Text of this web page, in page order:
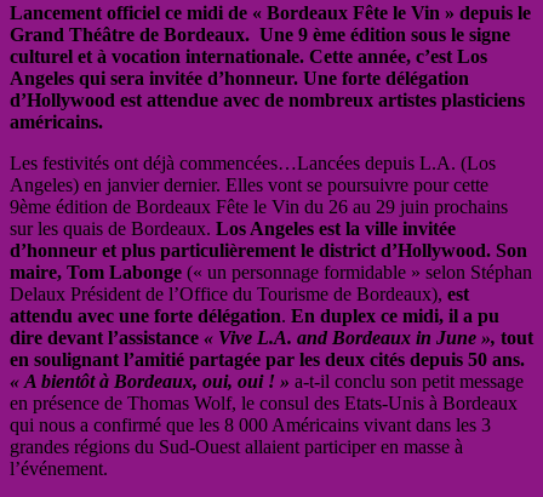
Lancement officiel ce midi de « Bordeaux Fête le Vin » depuis le
Grand Théâtre de Bordeaux. Une 9 ème édition sous le signe
culturel et à vocation internationale. Cette année, c’est Los
Angeles qui sera invitée d’honneur. Une forte délégation
d’Hollywood est attendue avec de nombreux artistes plasticiens
américains.
Les festivités ont déjà commencées…Lancées depuis L.A. (Los
Angeles) en janvier dernier. Elles vont se poursuivre pour cette
9ème édition de Bordeaux Fête le Vin du 26 au 29 juin prochains
sur les quais de Bordeaux. Los Angeles est la ville invitée
d’honneur et plus particulièrement le district d’Hollywood. Son
maire, Tom Labonge (« un personnage formidable » selon Stéphan
Delaux Président de l’Office du Tourisme de Bordeaux), est
attendu avec une forte délégation. En duplex ce midi, il a pu
dire devant l’assistance « Vive L.A. and Bordeaux in June », tout
en soulignant l’amitié partagée par les deux cités depuis 50 ans.
« A bientôt à Bordeaux, oui, oui ! » a-t-il conclu son petit message
en présence de Thomas Wolf, le consul des Etats-Unis à Bordeaux
qui nous a confirmé que les 8 000 Américains vivant dans les 3
grandes régions du Sud-Ouest allaient participer en masse à
l’événement.